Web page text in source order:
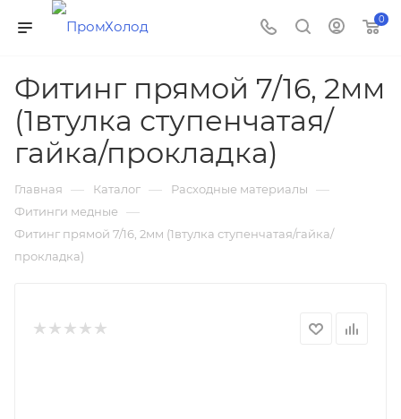
0
Фитинг прямой 7/16, 2мм
(1втулка ступенчатая/
гайка/прокладка)
Главная — Каталог — Расходные материалы —
Фитинги медные —
Фитинг прямой 7/16, 2мм (1втулка ступенчатая/гайка/
прокладка)